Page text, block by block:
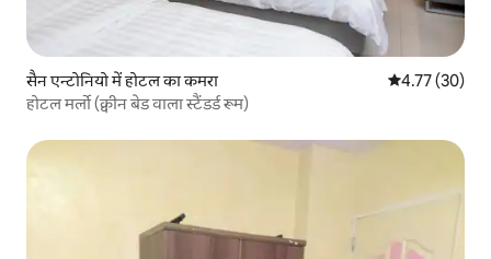
सैन एन्टोनियो में होटल का कमरा औसत रेटिंग 5 में
4.77 (30)
होटल मर्लो (क्वीन बेड वाला स्टैंडर्ड रूम)